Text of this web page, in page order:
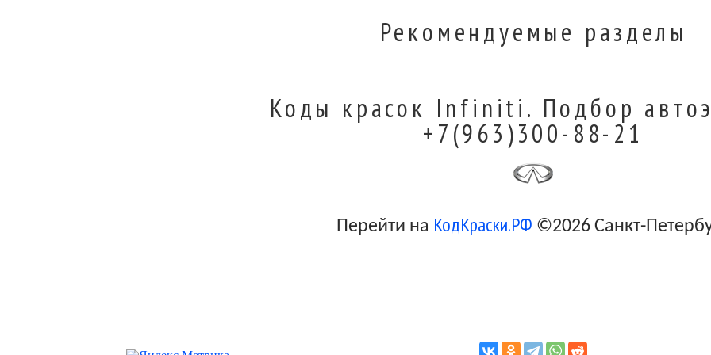
Рекомендуемые разделы
Коды красок Infiniti. Подбор
+7(963)300-88-21
Перейти на КодКраски.РФ ©2026 Санкт-